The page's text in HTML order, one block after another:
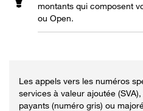
montants qui composent
ou Open.
Les appels vers les numéros
services à valeur ajoutée
payants (numéro gris) ou